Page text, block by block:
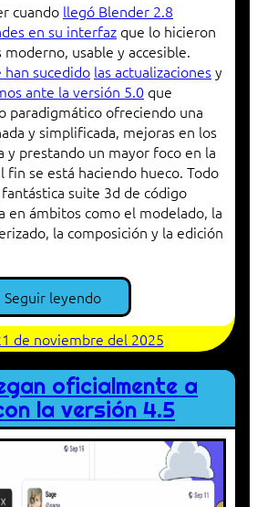
cuando llegó Blender 2.8
en su interfaz que lo hicieron
usable y accesible.
han sucedido las actualizacionesy
ante la versión 5.0 que
paradigmático ofreciendo una
y simplificada, mejoras en los
y prestando un mayor foco en la
fin se está haciendo hueco. Todo
suite 3d de código
en ámbitos como el modelado, la
la composición y la edición
Seguir leyendo
de noviembre del 2025
oficialmente a
la versión 4.5